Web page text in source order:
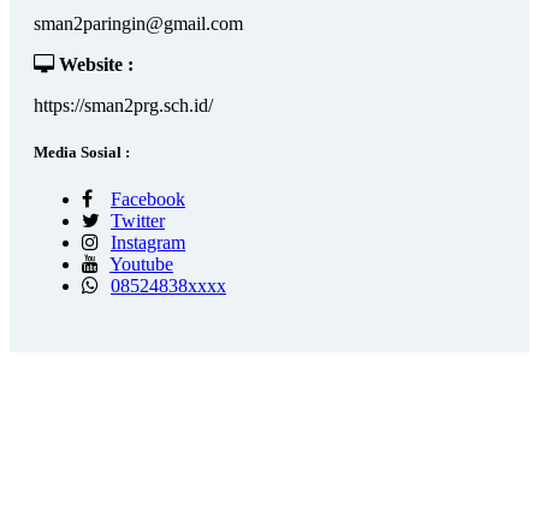
sman2paringin@gmail.com
Website :
https://sman2prg.sch.id/
Media Sosial :
Facebook
Twitter
Instagram
Youtube
08524838xxxx